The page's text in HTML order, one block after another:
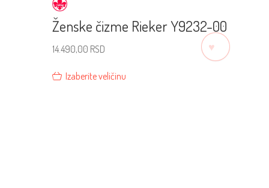
Ženske čizme Rieker Y9232-00
14.490,00 RSD
Izaberite veličinu